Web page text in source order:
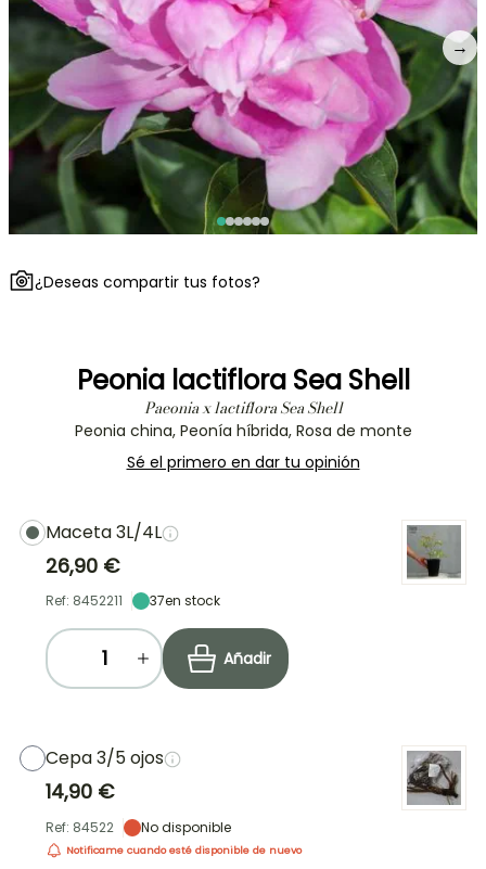
→
¿Deseas compartir tus fotos?
Peonia lactiflora Sea Shell
Paeonia x lactiflora Sea Shell
Peonia china, Peonía híbrida, Rosa de monte
Sé el primero en dar tu opinión
Maceta 3L/4L
26,90 €
Ref: 8452211 37en stock
Añadir
Cepa 3/5 ojos
14,90 €
Ref: 84522 No disponible
Notificame cuando esté disponible de nuevo